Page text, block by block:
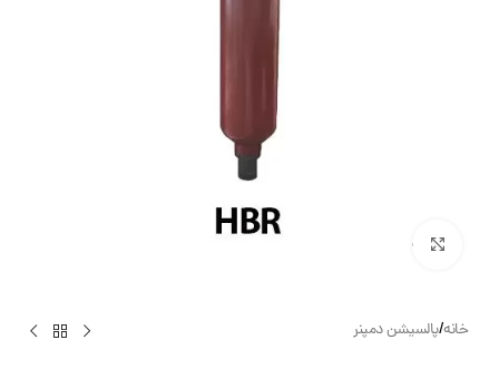
بزرگنمایی تصویر
خانه/پالسیشن دمپنر